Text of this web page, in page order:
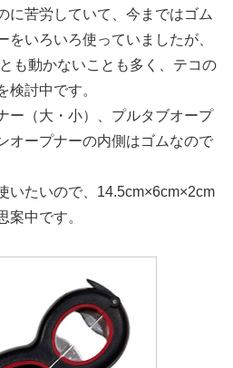
に苦労していて、今まではゴム
をいろいろ使っていましたが、
も動かないことも多く、テコの
検討中です。
ー（大・小）、プルタブオープ
オープナーの内側はゴムなので
いたいので、14.5cm×6cm×2cm
案中です。